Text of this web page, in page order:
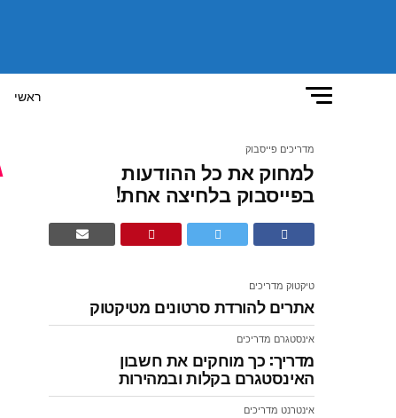
ראשי
מדריכים פייסבוק
למחוק את כל ההודעות
בפייסבוק בלחיצה אחת!
טיקטוק מדריכים
אתרים להורדת סרטונים מטיקטוק
אינסטגרם מדריכים
מדריך: כך מוחקים את חשבון
האינסטגרם בקלות ובמהירות
אינטרנט מדריכים